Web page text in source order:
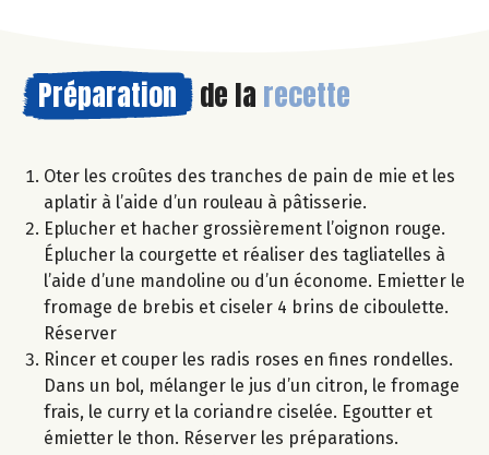
Préparation de la recette
Oter les croûtes des tranches de pain de mie et les
aplatir à l’aide d’un rouleau à pâtisserie.
Eplucher et hacher grossièrement l’oignon rouge.
Éplucher la courgette et réaliser des tagliatelles à
l’aide d’une mandoline ou d’un économe. Emietter le
fromage de brebis et ciseler 4 brins de ciboulette.
Réserver
Rincer et couper les radis roses en fines rondelles.
Dans un bol, mélanger le jus d’un citron, le fromage
frais, le curry et la coriandre ciselée. Egoutter et
émietter le thon. Réserver les préparations.